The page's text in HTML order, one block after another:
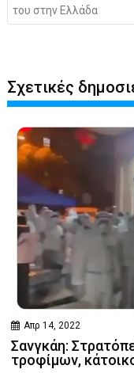
του στην Ελλάδα
Σχετικές
Απρ 14, 2022
Σανγκάη:
τροφίμων,